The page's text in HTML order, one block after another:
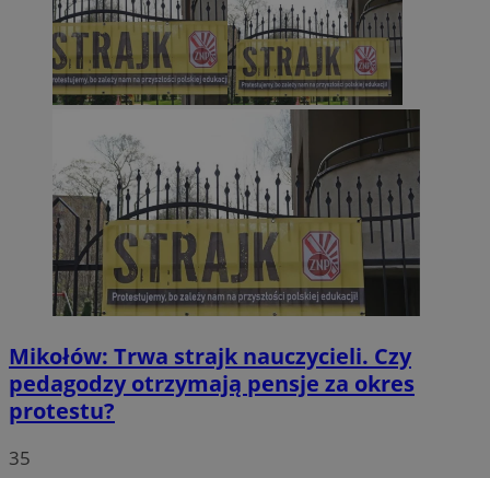
Mikołów: Trwa strajk nauczycieli. Czy
pedagodzy otrzymają pensje za okres
protestu?
35